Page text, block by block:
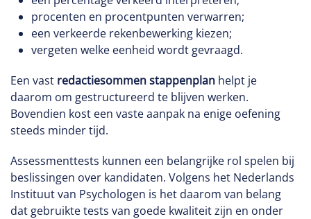
procenten en procentpunten verwarren;
een verkeerde rekenbewerking kiezen;
vergeten welke eenheid wordt gevraagd.
Een vast redactiesommen stappenplan helpt je
daarom om gestructureerd te blijven werken.
Bovendien kost een vaste aanpak na enige oefening
steeds minder tijd.
Assessmenttests kunnen een belangrijke rol spelen bij
beslissingen over kandidaten. Volgens het Nederlands
Instituut van Psychologen is het daarom van belang
dat gebruikte tests van goede kwaliteit zijn en onder